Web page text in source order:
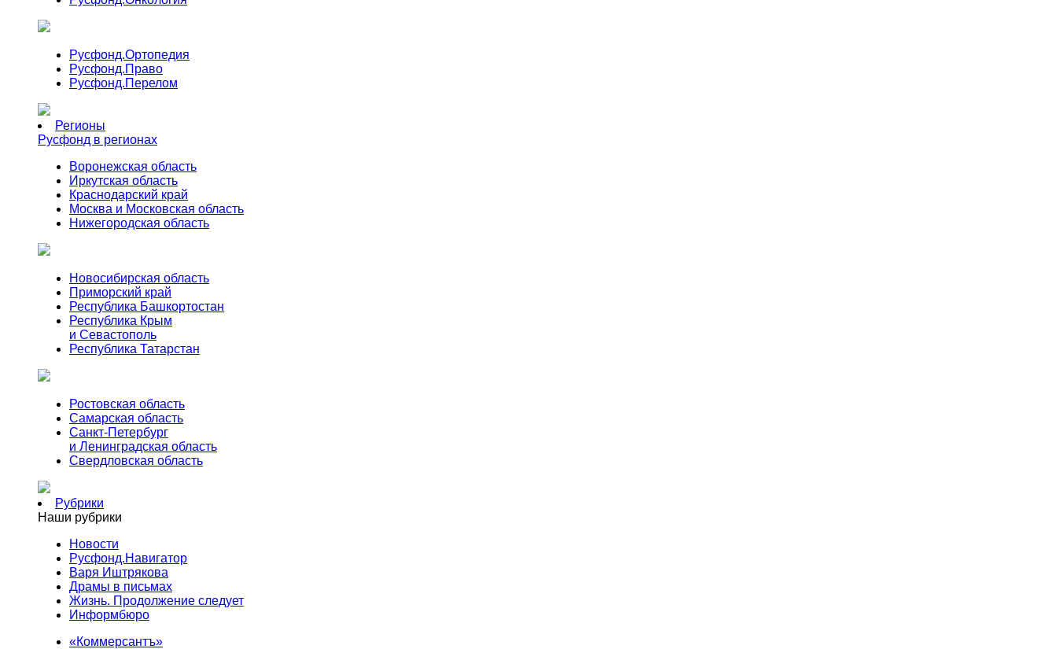
Русфонд.Ортопедия
Русфонд.Право
Русфонд.Перелом
Регионы
Русфонд в регионах
Воронежская область
Иркутская область
Краснодарский край
Москва и Московская область
Нижегородская область
Новосибирская область
Приморский край
Республика Башкортостан
Республика Крым
и Севастополь
Республика Татарстан
Ростовская область
Самарская область
Санкт-Петербург
и Ленинградская область
Свердловская область
Рубрики
Наши рубрики
Новости
Русфонд.Навигатор
Варя Иштрякова
Драмы в письмах
Жизнь. Продолжение следует
Информбюро
«Коммерсантъ»